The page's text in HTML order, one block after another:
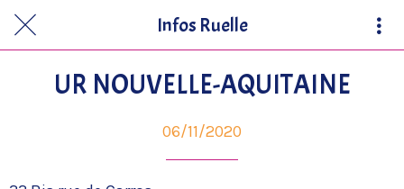
Infos Ruelle
UR NOUVELLE-AQUITAINE
06/11/2020